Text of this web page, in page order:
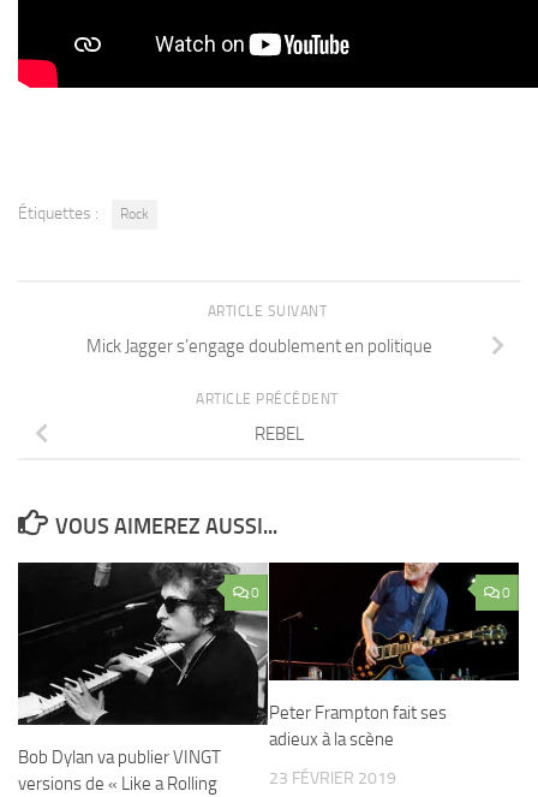
Étiquettes : Rock
ARTICLE SUIVANT
Mick Jagger s’engage doublement en politique
ARTICLE PRÉCÉDENT
REBEL
VOUS AIMEREZ AUSSI...
0
Bob Dylan va publier VINGT
versions de « Like a Rolling
0
Peter Frampton fait ses
adieux à la scène
23 FÉVRIER 2019